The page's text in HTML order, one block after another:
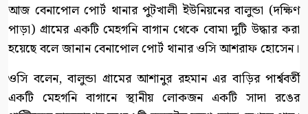
আজ বেনাপোল পোর্ট থানার পুটখালী ইউনিয়নের বালুন্ডা (দক্ষিণ
পাড়া) গ্রামের একটি মেহগনি বাগান থেকে বোমা দুটি উদ্ধার করা
হয়েছে বলে জানান বেনাপোল পোর্ট থানার ওসি আশরাফ হোসেন।
ওসি বলেন, বালুন্ডা গ্রামের আশানুর রহমান এর বাড়ির পার্শ্ববর্তী
একটি মেহগনি বাগানে স্থানীয় লোকজন একটি সাদা রঙের